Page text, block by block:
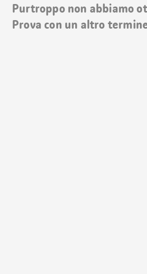
Purtroppo non abbiamo
Prova con un altro